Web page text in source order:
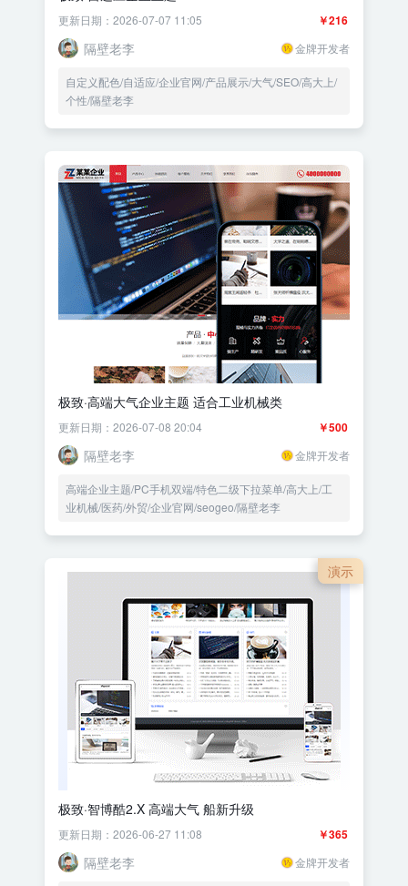
￥216
更新日期：2026-07-07 11:05
隔壁老李 金牌开发者
自定义配色/自适应/企业官网/产品展示/大气/SEO/高大上/
个性/隔壁老李
极致·高端大气企业主题 适合工业机械类
￥500
更新日期：2026-07-08 20:04
隔壁老李 金牌开发者
高端企业主题/PC手机双端/特色二级下拉菜单/高大上/工
业机械/医药/外贸/企业官网/seogeo/隔壁老李
演示
极致·智博酷2.X 高端大气 船新升级
￥365
更新日期：2026-06-27 11:08
隔壁老李 金牌开发者